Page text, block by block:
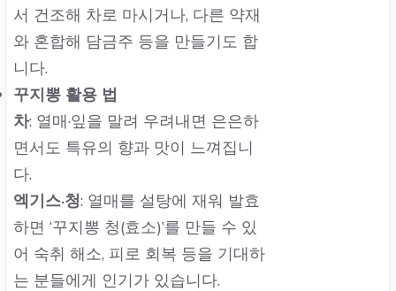
서 건조해 차로 마시거나, 다른 약재
와 혼합해 담금주 등을 만들기도 합
니다.
꾸지뽕 활용 법
차: 열매·잎을 말려 우려내면 은은하
면서도 특유의 향과 맛이 느껴집니
다.
엑기스·청: 열매를 설탕에 재워 발효
하면 ‘꾸지뽕 청(효소)’를 만들 수 있
어 숙취 해소, 피로 회복 등을 기대하
는 분들에게 인기가 있습니다.